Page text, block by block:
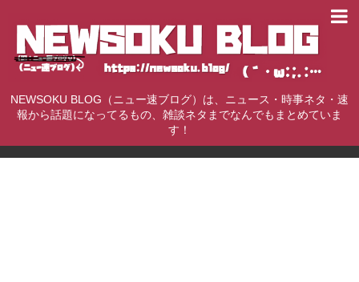
NEWSOKU BLOG（ニュー速ブログ）は、ニュース・時事ネタ・速
報から話題になってるもの、雑談ネタまでなんでもまとめていま
す！